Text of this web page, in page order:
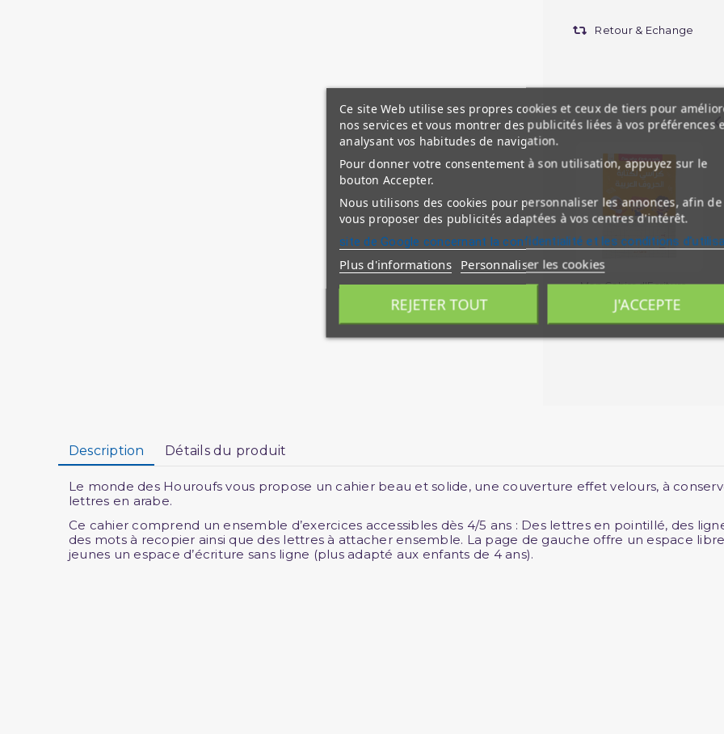
Retour & Echange
Mon Cahier d'Ecriture
Description Détails du produit
Le monde des Houroufs vous propose un cahier beau et solide, une couverture effet velours, à
lettres en arabe.
Ce cahier comprend un ensemble d’exercices accessibles dès 4/5 ans : Des lettres en pointillé, des
des mots à recopier ainsi que des lettres à attacher ensemble. La page de gauche offre un espace
jeunes un espace d’écriture sans ligne (plus adapté aux enfants de 4 ans).
Ce site Web utilise ses propres cookies et ceux de tiers pour
nos services et vous montrer des publicités liées à vos préférences
analysant vos habitudes de navigation.
Pour donner votre consentement à son utilisation, appuyez sur le
bouton Accepter.
Nous utilisons des cookies pour personnaliser les annonces, afin de
vous proposer des publicités adaptées à vos centres d'intérêt.
site de Google concernant la confidentialité et les conditions
Plus d'informations Personnaliser les cookies
REJETER TOUT J'ACCEPTE